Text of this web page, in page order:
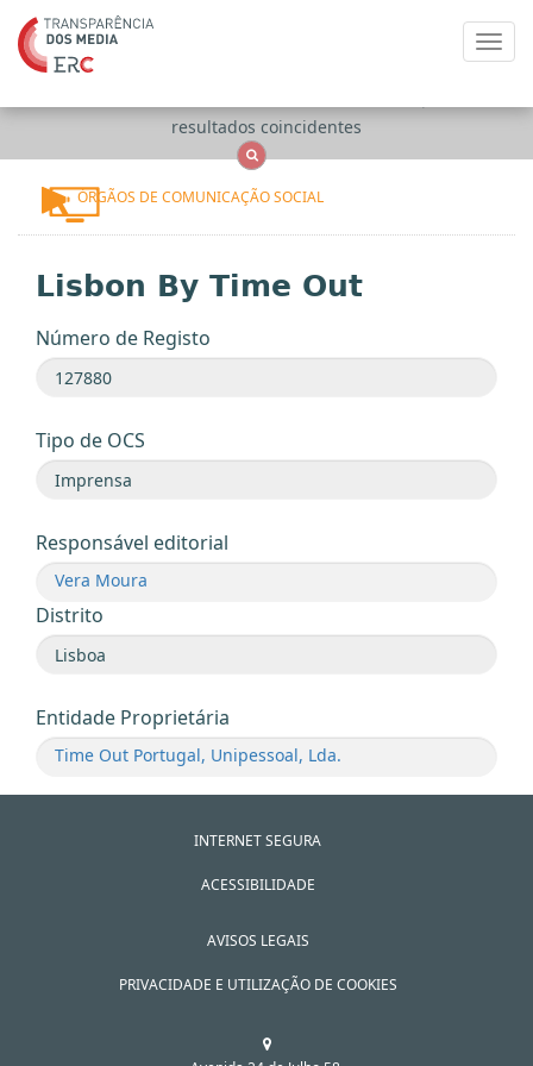
resultados coincidentes
ÓRGÃOS DE COMUNICAÇÃO SOCIAL
Lisbon By Time Out
Número de Registo
Tipo de OCS
Responsável editorial
Vera Moura
Distrito
Entidade Proprietária
Time Out Portugal, Unipessoal, Lda.
INTERNET SEGURA
ACESSIBILIDADE
AVISOS LEGAIS
PRIVACIDADE E UTILIZAÇÃO DE COOKIES